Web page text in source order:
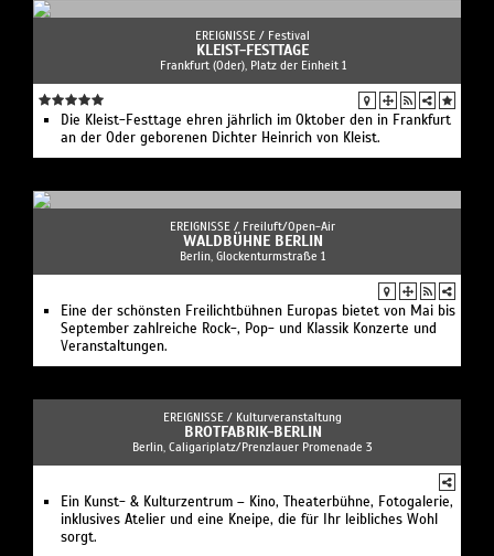
EREIGNISSE / Festival
KLEIST-FESTTAGE
Frankfurt (Oder), Platz der Einheit 1
Die Kleist-Festtage ehren jährlich im Oktober den in Frankfurt
an der Oder geborenen Dichter Heinrich von Kleist.
EREIGNISSE / Freiluft/Open-Air
WALDBÜHNE BERLIN
Berlin, Glockenturmstraße 1
Eine der schönsten Freilichtbühnen Europas bietet von Mai bis
September zahlreiche Rock-, Pop- und Klassik Konzerte und
Veranstaltungen.
EREIGNISSE / Kulturveranstaltung
BROTFABRIK-BERLIN
Berlin, Caligariplatz/Prenzlauer Promenade 3
Ein Kunst- & Kulturzentrum – Kino, Theaterbühne, Fotogalerie,
inklusives Atelier und eine Kneipe, die für Ihr leibliches Wohl
sorgt.